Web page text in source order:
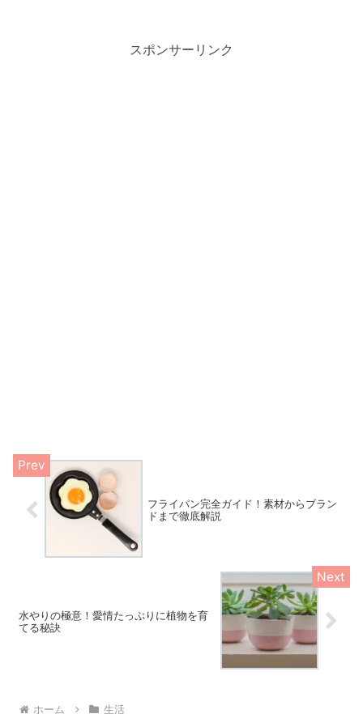
スポンサーリンク
フライパン完全ガイド！素材からブラン
ドまで徹底解説
水やりの極意！愛情たっぷりに植物を育
てる秘訣
ホーム 生活